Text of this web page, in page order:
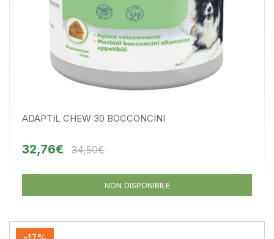
ADAPTIL CHEW 30 BOCCONCINI
32,76€ 34,50€
NON DISPONIBILE